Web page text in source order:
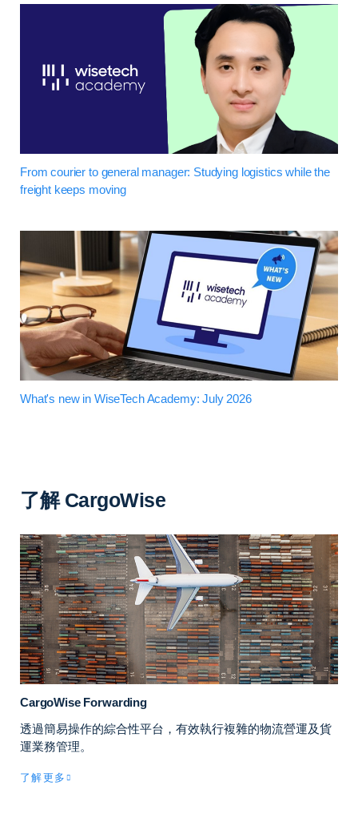
From courier to general manager: Studying logistics while the
freight keeps moving
What's new in WiseTech Academy: July 2026
了解 CargoWise
CargoWise Forwarding
透過簡易操作的綜合性平台，有效執行複雜的物流營運及貨
運業務管理。
了解更多